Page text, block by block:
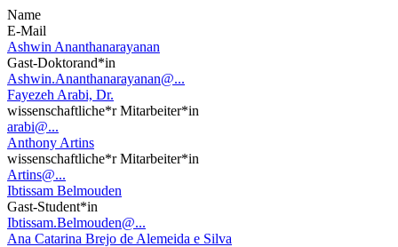
Name
E-Mail
Ashwin Ananthanarayanan
Gast-Doktorand*in
Ashwin.Ananthanarayanan@...
Fayezeh Arabi, Dr.
wissenschaftliche*r Mitarbeiter*in
arabi@...
Anthony Artins
wissenschaftliche*r Mitarbeiter*in
Artins@...
Ibtissam Belmouden
Gast-Student*in
Ibtissam.Belmouden@...
Ana Catarina Brejo de Alemeida e Silva